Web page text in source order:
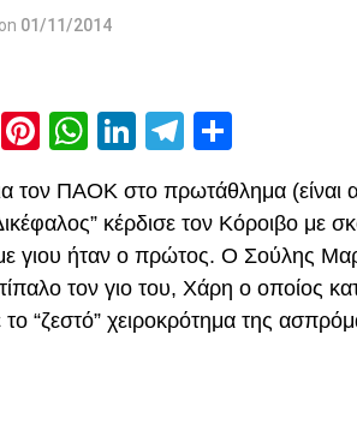
on 01/11/2014
EmailPinterest
WhatsApp
LinkedIn
Telegram
τον ΠΑΟΚ στο πρωτάθλημα (είναι
κέρδισε τον Κόροιβο με
γιου ήταν ο πρώτος. Ο Σούλης
τον γιο του, Χάρη ο οποίος
“ζεστό” χειροκρότημα της